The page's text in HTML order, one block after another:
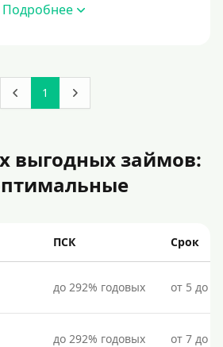
Подробнее
1
выгодных займов:
ПСК Срок
до 292% годовых от 5 до
до 292% годовых от 7 до